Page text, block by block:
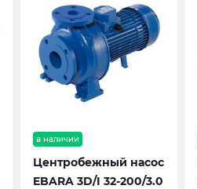
в наличии
Центробежный насос
EBARA 3D/I 32-200/3.0